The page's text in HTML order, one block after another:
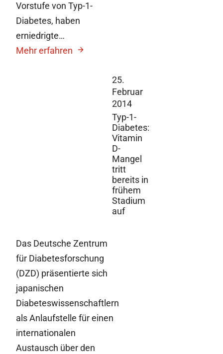
25.
Februar
2014
Typ-1-
Diabetes:
Vitamin
D-
Mangel
tritt
bereits in
frühem
Stadium
auf
Vorstufe von Typ-1-
Diabetes, haben
erniedrigte…
Mehr erfahren
Das Deutsche Zentrum
für Diabetesforschung
(DZD) präsentierte sich
japanischen
Diabeteswissenschaftlern
als Anlaufstelle für einen
internationalen
Austausch über den